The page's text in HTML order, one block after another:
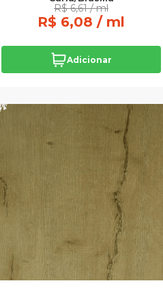
R$ 6,61 / ml
R$ 6,08 / ml
Adicionar